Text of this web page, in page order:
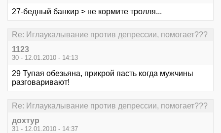
27-бедный банкир > не кормите тролля...
Re: Иглаукалывание против депрессии, помогает???
1123
30 - 12.01.2010 - 14:13
29 Тупая обезьяна, прикрой пасть когда мужчины
разговаривают!
Re: Иглаукалывание против депрессии, помогает???
дохтур
31 - 12.01.2010 - 14:37